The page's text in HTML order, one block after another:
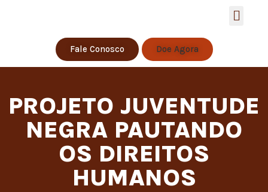
Fale Conosco Doe Agora
PROJETO JUVENTUDE
NEGRA PAUTANDO
OS DIREITOS
HUMANOS